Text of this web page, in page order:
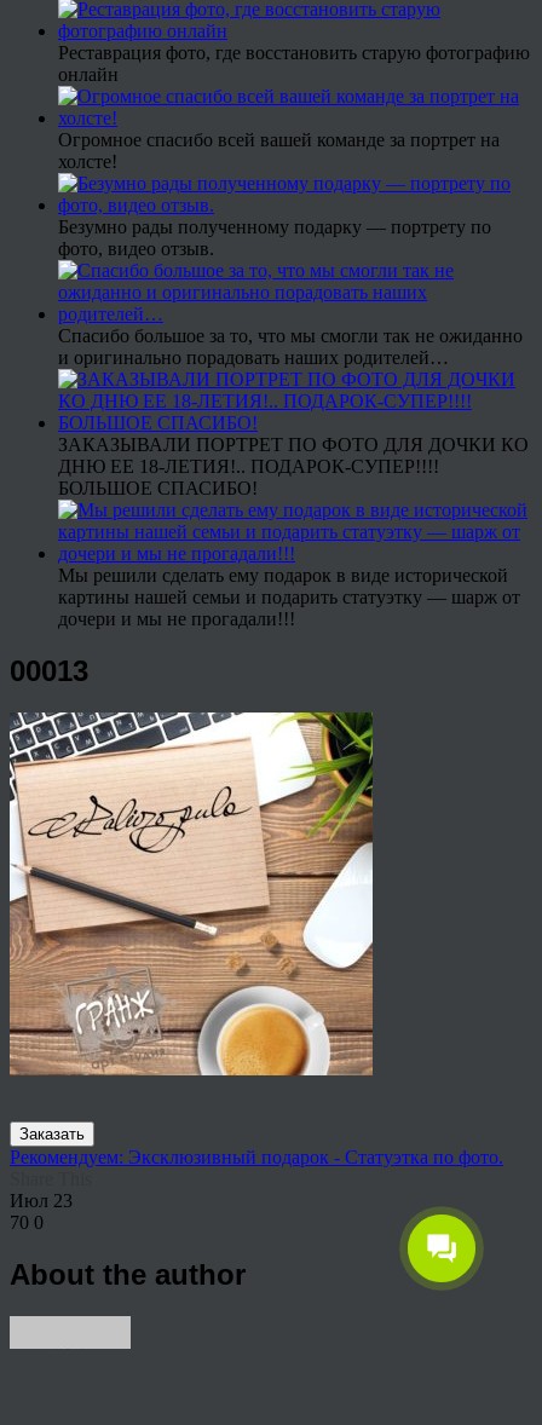
Реставрация фото, где восстановить старую фотографию
онлайн
Огромное спасибо всей вашей команде за портрет на
холсте!
Безумно рады полученному подарку — портрету по
фото, видео отзыв.
Спасибо большое за то, что мы смогли так не ожиданно
и оригинально порадовать наших родителей…
ЗАКАЗЫВАЛИ ПОРТРЕТ ПО ФОТО ДЛЯ ДОЧКИ КО
ДНЮ ЕЕ 18-ЛЕТИЯ!.. ПОДАРОК-СУПЕР!!!!
БОЛЬШОЕ СПАСИБО!
Мы решили сделать ему подарок в виде исторической
картины нашей семьи и подарить статуэтку — шарж от
дочери и мы не прогадали!!!
00013
Заказать
Рекомендуем: Эксклюзивный подарок - Статуэтка по фото.
Июл 23
70 0
About the author